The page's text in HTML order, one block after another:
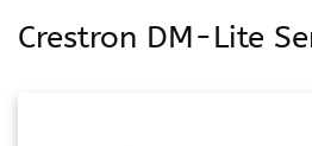
Crestron DM-Lite